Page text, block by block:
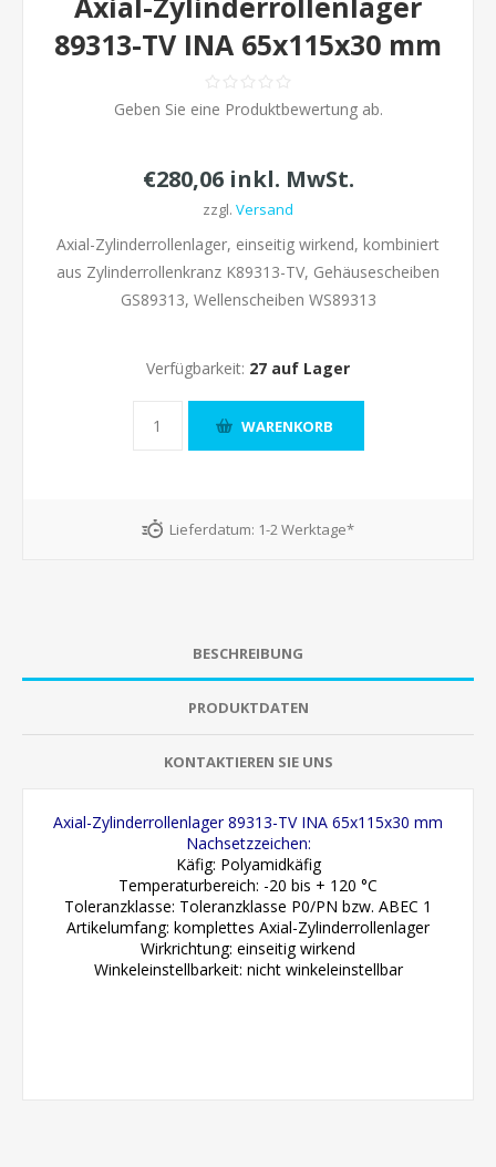
89313-TV INA 65x115x30 mm
Geben Sie eine Produktbewertung ab.
€280,06 inkl. MwSt.
zzgl. Versand
Axial-Zylinderrollenlager, einseitig wirkend, kombiniert
aus Zylinderrollenkranz K89313-TV, Gehäusescheiben
GS89313, Wellenscheiben WS89313
Verfügbarkeit: 27 auf Lager
Lieferdatum: 1-2 Werktage*
BESCHREIBUNG
PRODUKTDATEN
KONTAKTIEREN SIE UNS
Axial-Zylinderrollenlager 89313-TV INA 65x115x30 mm
Nachsetzzeichen:
Käfig: Polyamidkäfig
Temperaturbereich: -20 bis + 120 °C
Toleranzklasse: Toleranzklasse P0/PN bzw. ABEC 1
Artikelumfang: komplettes Axial-Zylinderrollenlager
Wirkrichtung: einseitig wirkend
Winkeleinstellbarkeit: nicht winkeleinstellbar